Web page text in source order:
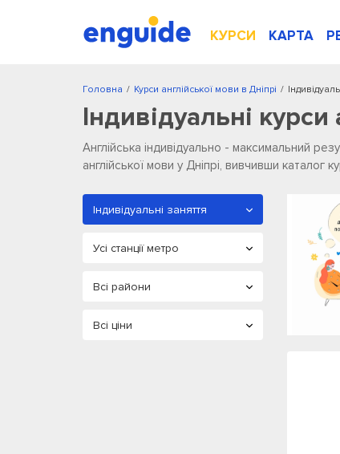
КУРСИ КАРТА
/
Головна /
Курси англійської мови в Дніпрі
Індивідуальні
Англійська індивідуально - максимальний
англійської мови у Дніпрі, вивчивши каталог